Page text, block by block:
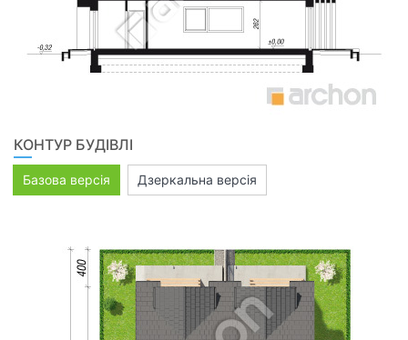
КОНТУР БУДІВЛІ
Базова версія Дзеркальна версія